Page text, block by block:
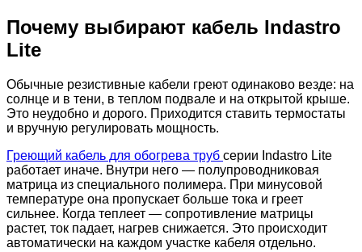
Почему выбирают кабель Indastro
Lite
Обычные резистивные кабели греют одинаково везде: на
солнце и в тени, в теплом подвале и на открытой крыше.
Это неудобно и дорого. Приходится ставить термостаты
и вручную регулировать мощность.
Греющий кабель для обогрева труб серии Indastro Lite
работает иначе. Внутри него — полупроводниковая
матрица из специального полимера. При минусовой
температуре она пропускает больше тока и греет
сильнее. Когда теплеет — сопротивление матрицы
растет, ток падает, нагрев снижается. Это происходит
автоматически на каждом участке кабеля отдельно.